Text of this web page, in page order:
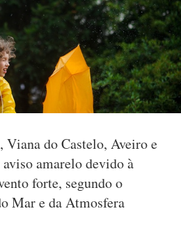
do Castelo, Aveiro e
amarelo devido à
forte, segundo o
Mar e da Atmosfera